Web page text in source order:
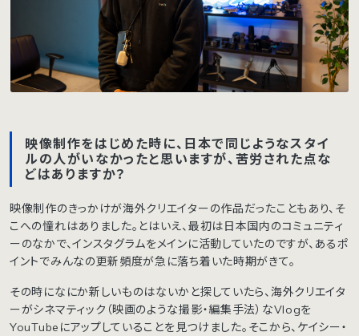
映像制作をはじめた時に、日本で同じようなスタイ
ルの人がいなかったと思いますが、苦労された点な
どはありますか？
映像制作のきっかけが海外クリエイターの作品だったこともあり、そ
こへの憧れはありました。とはいえ、最初は日本国内のコミュニティ
ーのなかで、インスタグラムをメインに活動していたのですが、あるポ
イントでみんなの更新頻度が急に落ち着いた時期がきて。
その時になにか新しいものはないかと探していたら、海外クリエイタ
ーがシネマティック（映画のような撮影・編集手法）なVlogを
YouTubeにアップしていることを見つけました。そこから、ケイシー・